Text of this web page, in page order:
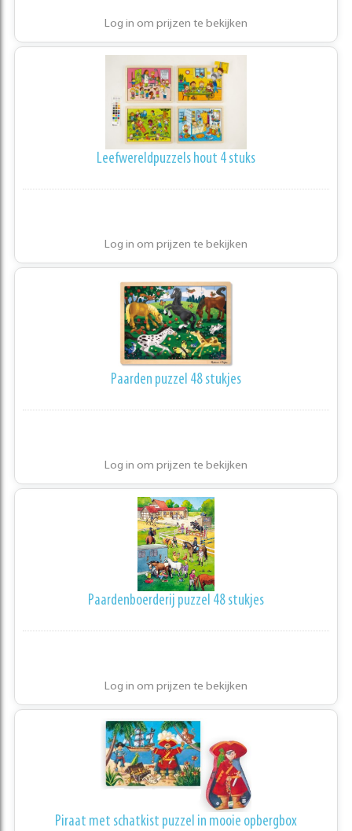
Log in om prijzen te bekijken
Leefwereldpuzzels hout 4 stuks
Log in om prijzen te bekijken
Paarden puzzel 48 stukjes
Log in om prijzen te bekijken
Paardenboerderij puzzel 48 stukjes
Log in om prijzen te bekijken
Piraat met schatkist puzzel in mooie opbergbox